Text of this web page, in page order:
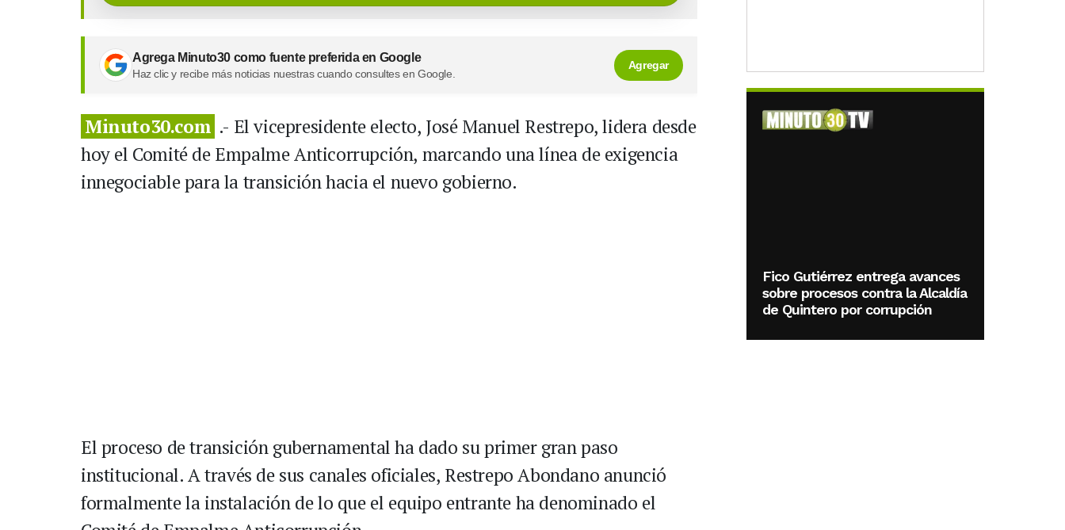
Agrega Minuto30 como fuente preferida en Google
Haz clic y recibe más noticias nuestras cuando consultes en Google.
Agregar
Minuto30.com .- El vicepresidente electo, José Manuel Restrepo, lidera desde
hoy el Comité de Empalme Anticorrupción, marcando una línea de exigencia
innegociable para la transición hacia el nuevo gobierno.
El proceso de transición gubernamental ha dado su primer gran paso
institucional. A través de sus canales oficiales, Restrepo Abondano anunció
formalmente la instalación de lo que el equipo entrante ha denominado el
Fico Gutiérrez entrega avances
sobre procesos contra la Alcaldía
de Quintero por corrupción